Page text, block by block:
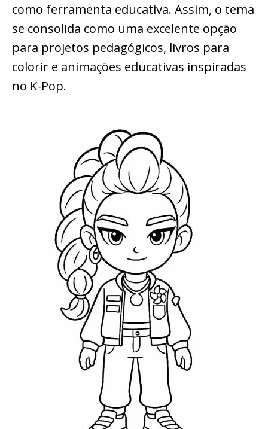
como ferramenta educativa. Assim, o tema
se consolida como uma excelente opção
para projetos pedagógicos, livros para
colorir e animações educativas inspiradas
no K-Pop.